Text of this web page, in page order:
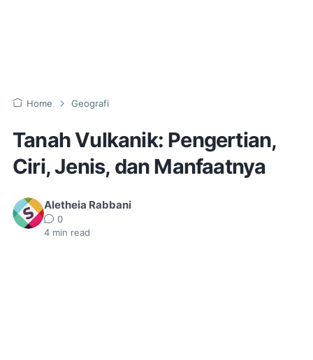
Home Geografi
Tanah Vulkanik: Pengertian,
Ciri, Jenis, dan Manfaatnya
Aletheia Rabbani
0
4 min read